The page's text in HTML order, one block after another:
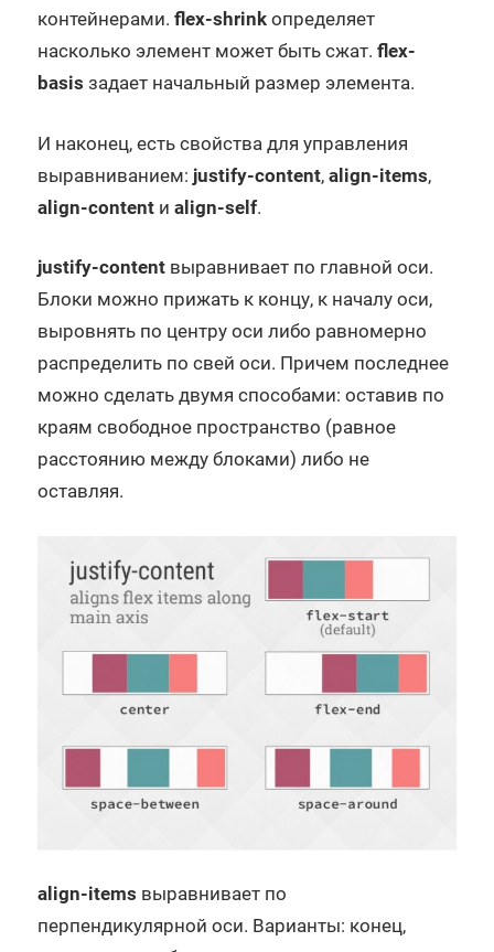
контейнерами. flex-shrink определяет
насколько элемент может быть сжат. flex-
basis задает начальный размер элемента.
И наконец, есть свойства для управления
выравниванием: justify-content, align-items,
align-content и align-self.
justify-content выравнивает по главной оси.
Блоки можно прижать к концу, к началу оси,
выровнять по центру оси либо равномерно
распределить по свей оси. Причем последнее
можно сделать двумя способами: оставив по
краям свободное пространство (равное
расстоянию между блоками) либо не
оставляя.
align-items выравнивает по
перпендикулярной оси. Варианты: конец,